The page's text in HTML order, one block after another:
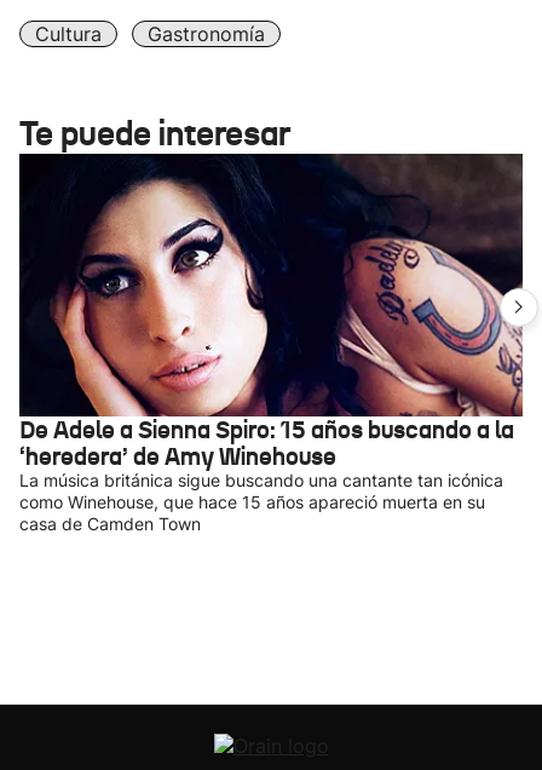
Cultura Gastronomía
Te puede interesar
De Adele a Sienna Spiro: 15 años buscando a la
‘heredera’ de Amy Winehouse
La música británica sigue buscando una cantante tan icónica
como Winehouse, que hace 15 años apareció muerta en su
casa de Camden Town